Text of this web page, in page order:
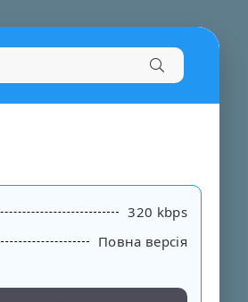
320 kbps
Повна версія